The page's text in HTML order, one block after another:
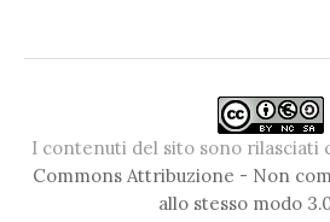
I contenuti del sito sono rilasciati
Commons Attribuzione - Non
allo stesso modo